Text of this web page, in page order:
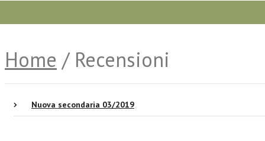
Home / Recensioni
Nuova secondaria 03/2019